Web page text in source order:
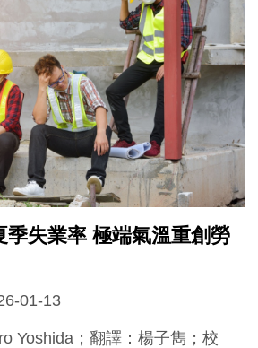
季失業率 極端氣溫重創勞
01-13
Yoshida；翻譯：楊子雋；校